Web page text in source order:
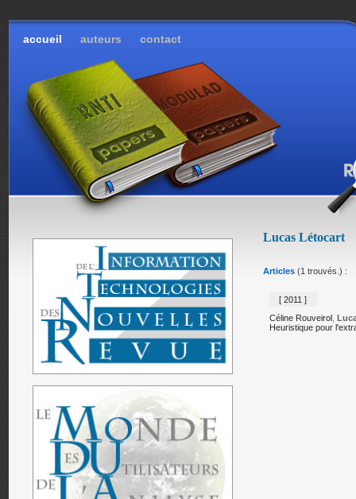
accueil auteurs contact
Lucas Létocart
Articles (1 trouvés.) :
[ 2011 ]
Céline Rouveirol,
Heuristique pour